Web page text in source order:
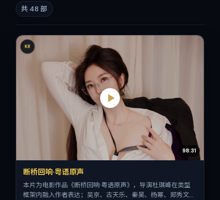
共 48 部
KR
98:31
断桥回响·粤语原声
本片为电影作品《断桥回响·粤语原声》，导演杜琪峰在类型
框架内融入作者表达；吴京、古天乐、秦昊、杨幂、郑秀文在